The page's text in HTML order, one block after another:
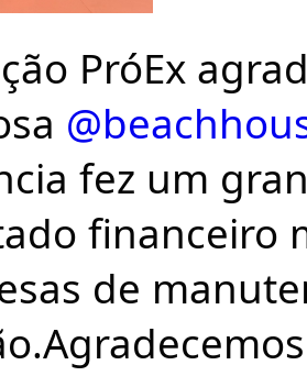
PróEx
fez um
financeiro
de